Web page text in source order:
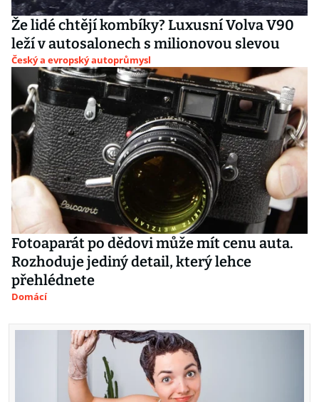
Že lidé chtějí kombíky? Luxusní Volva V90
leží v autosalonech s milionovou slevou
Český a evropský autoprůmysl
Fotoaparát po dědovi může mít cenu auta.
Rozhoduje jediný detail, který lehce
přehlédnete
Domácí